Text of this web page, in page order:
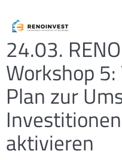
24.03.
Workshop
Plan zur
aktivieren